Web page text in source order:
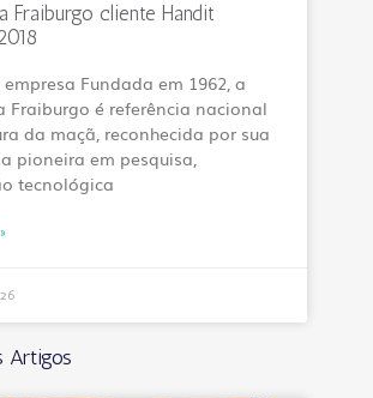
Fraiburgo cliente Handit
empresa Fundada em 1962, a
Fraiburgo é referência nacional
da maçã, reconhecida por sua
pioneira em pesquisa,
tecnológica
Artigos